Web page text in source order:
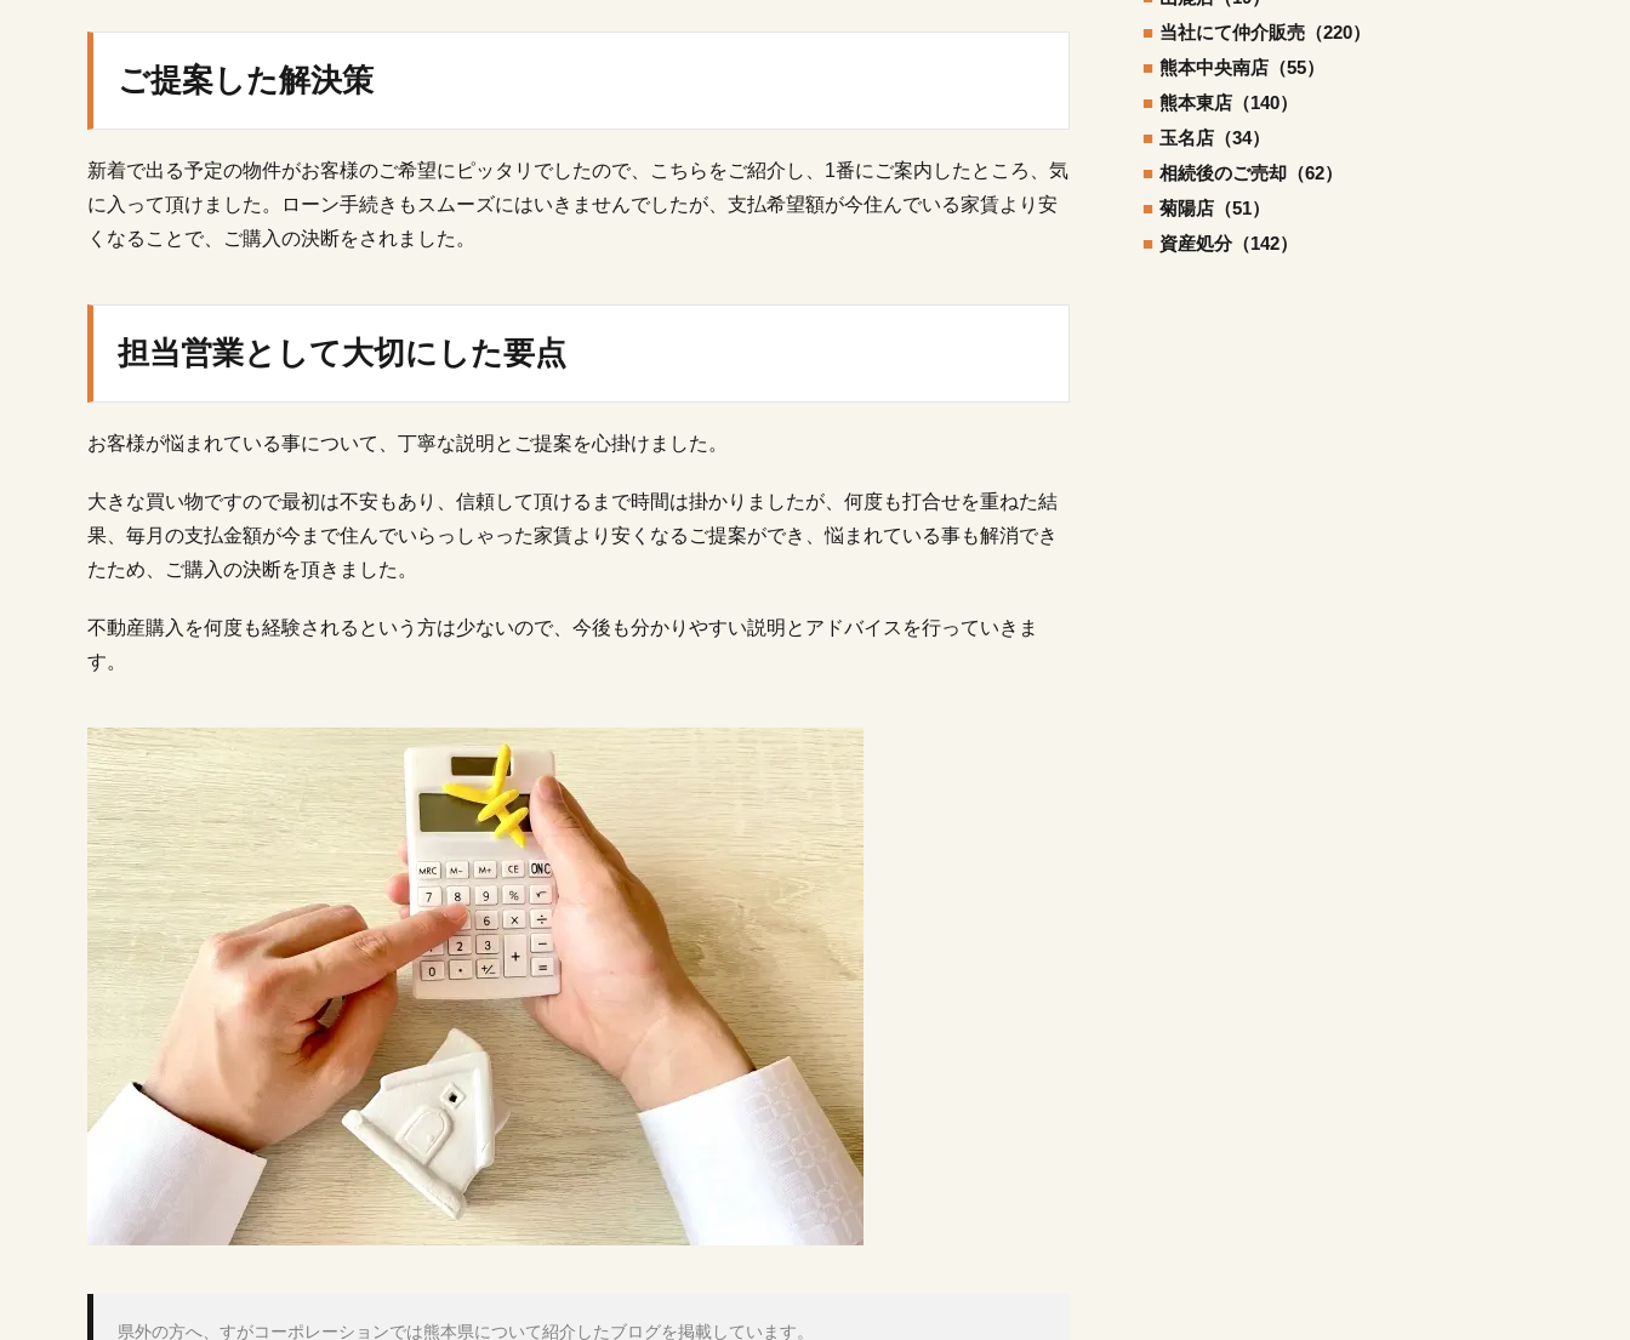
要
ご提案した解決策
新着で出る予定の物件がお客様のご希望にピッタリでしたので、こちらをご紹介し、1番にご案内したところ、気
に入って頂けました。ローン手続きもスムーズにはいきませんでしたが、支払希望額が今住んでいる家賃より安
くなることで、ご購入の決断をされました。
担当営業として大切にした要点
お客様が悩まれている事について、丁寧な説明とご提案を心掛けました。
大きな買い物ですので最初は不安もあり、信頼して頂けるまで時間は掛かりましたが、何度も打合せを重ねた結
果、毎月の支払金額が今まで住んでいらっしゃった家賃より安くなるご提案ができ、悩まれている事も解消でき
たため、ご購入の決断を頂きました。
不動産購入を何度も経験されるという方は少ないので、今後も分かりやすい説明とアドバイスを行っていきま
す。
県外の方へ、すがコーポレーションでは熊本県について紹介したブログを掲載しています。
当社にて仲介販売（220）
熊本中央南店（55）
熊本東店（140）
玉名店（34）
相続後のご売却（62）
菊陽店（51）
資産処分（142）